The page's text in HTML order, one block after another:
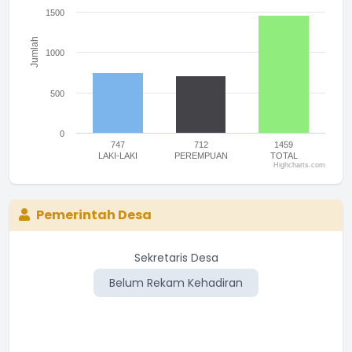
Jumlah
747
LAKI-LAKI
712
PEREMPUAN
1459
TOTAL
0
500
1000
1500
Highcharts.com
Pemerintah Desa
Sekretaris Desa
Belum Rekam Kehadiran